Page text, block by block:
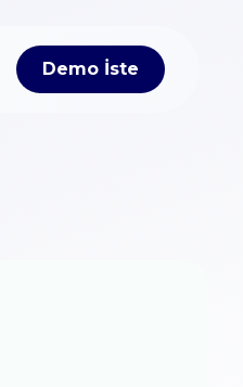
Demo İste